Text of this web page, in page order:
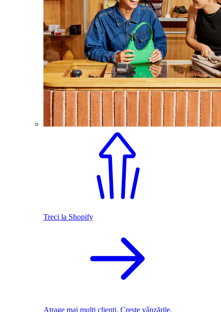
Treci la Shopify
Atrage mai mulți clienți. Crește vânzările.